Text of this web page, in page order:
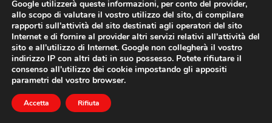
{
}
<
>
/
€
¢
£
¥
₩
€
¢
£
¥
₩
₩
₪
%
^
&
o
p
q
r
s
₪
%
^
&
*
&
*
(
)
;
$
€
¢
£
¥
scavalca
ARTICOLI CORRELATI
Google utilizzerà queste informazioni, per conto del provider,
allo scopo di valutare il vostro utilizzo del sito, di compilare
rapporti sull'attività del sito destinati agli operatori del sito
Internet e di fornire al provider altri servizi relativi all'attività del
sito e all'utilizzo di Internet. Google non collegherà il vostro
indirizzo IP con altri dati in suo possesso. Potete rifiutare il
consenso all'utilizzo dei cookie impostando gli appositi
parametri del vostro browser.
Accetta Rifiuta